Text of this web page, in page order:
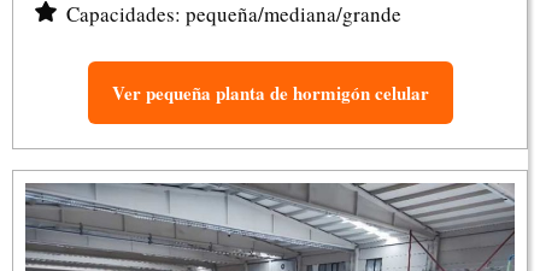
Capacidades: pequeña/mediana/grande
Ver pequeña planta de hormigón celular